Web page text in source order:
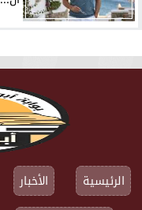
الرئيسية الأخبار